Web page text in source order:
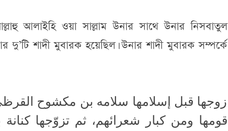
আলাইহি ওয়া সাল্লাম উনার সাথে উনার নিসবাতুল
দু’টি শাদী মুবারক হয়েছিল। উনার শাদী মুবারক সম্পর্কে
زوجها قبل إسلامها سلامه بن مكشوح
قومها ومن كبار شعرائهم، ثم تزوّجها